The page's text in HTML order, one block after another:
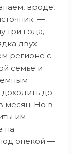
вроде,
—
три года,
двух —
регионе с
семье и
до
месяц. Но в
им
на
опекой —